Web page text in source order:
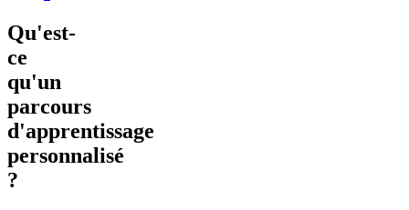
Qu'est-
ce
qu'un
parcours
d'apprentissage
personnalisé
?